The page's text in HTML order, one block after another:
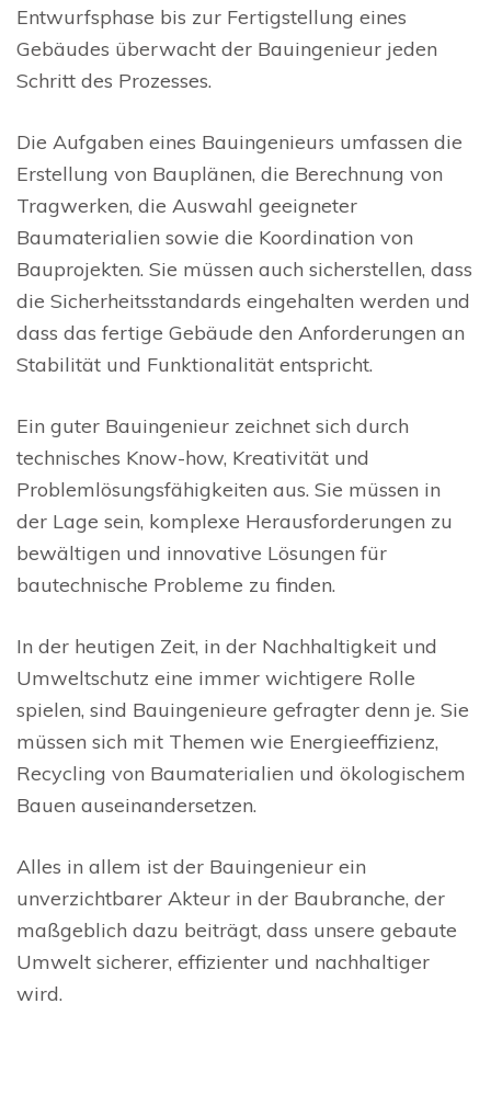
Entwurfsphase bis zur Fertigstellung eines
Gebäudes überwacht der Bauingenieur jeden
Schritt des Prozesses.
Die Aufgaben eines Bauingenieurs umfassen die
Erstellung von Bauplänen, die Berechnung von
Tragwerken, die Auswahl geeigneter
Baumaterialien sowie die Koordination von
Bauprojekten. Sie müssen auch sicherstellen, dass
die Sicherheitsstandards eingehalten werden und
dass das fertige Gebäude den Anforderungen an
Stabilität und Funktionalität entspricht.
Ein guter Bauingenieur zeichnet sich durch
technisches Know-how, Kreativität und
Problemlösungsfähigkeiten aus. Sie müssen in
der Lage sein, komplexe Herausforderungen zu
bewältigen und innovative Lösungen für
bautechnische Probleme zu finden.
In der heutigen Zeit, in der Nachhaltigkeit und
Umweltschutz eine immer wichtigere Rolle
spielen, sind Bauingenieure gefragter denn je. Sie
müssen sich mit Themen wie Energieeffizienz,
Recycling von Baumaterialien und ökologischem
Bauen auseinandersetzen.
Alles in allem ist der Bauingenieur ein
unverzichtbarer Akteur in der Baubranche, der
maßgeblich dazu beiträgt, dass unsere gebaute
Umwelt sicherer, effizienter und nachhaltiger
wird.